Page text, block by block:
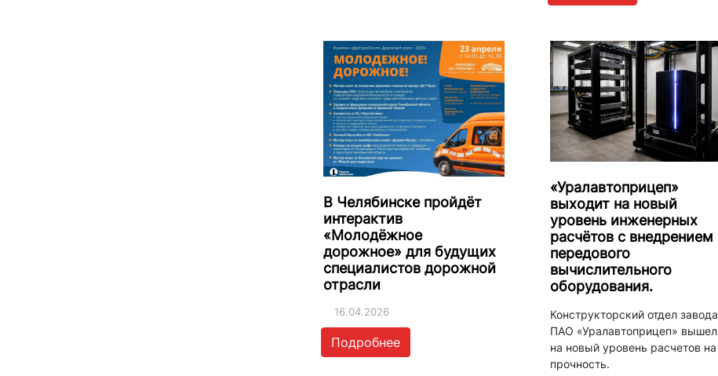
В Челябинске пройдёт
интерактив
«Молодёжное
дорожное» для будущих
специалистов дорожной
отрасли
16.04.2026
Подробнее
«Уралавтоприцеп»
выходит на новый
уровень инженерных
расчётов с внедрением
передового
вычислительного
оборудования.
Конструкторский отдел завода
ПАО «Уралавтоприцеп» вышел
на новый уровень расчетов на
прочность.